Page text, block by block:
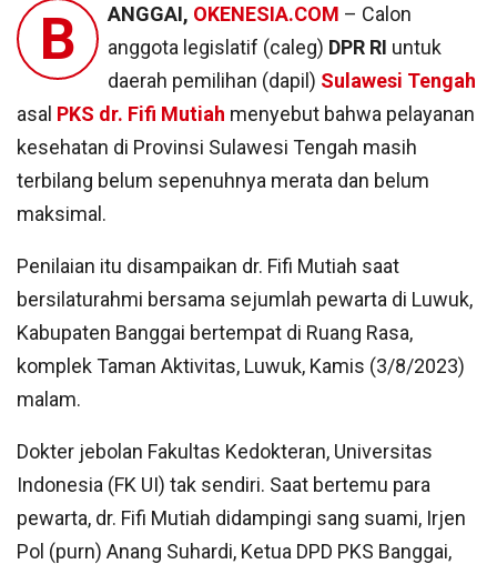
B ANGGAI, OKENESIA.COM – Calon
anggota legislatif (caleg) DPR RI untuk
daerah pemilihan (dapil) Sulawesi Tengah
asal PKS dr. Fifi Mutiah menyebut bahwa pelayanan
kesehatan di Provinsi Sulawesi Tengah masih
terbilang belum sepenuhnya merata dan belum
maksimal.
Penilaian itu disampaikan dr. Fifi Mutiah saat
bersilaturahmi bersama sejumlah pewarta di Luwuk,
Kabupaten Banggai bertempat di Ruang Rasa,
komplek Taman Aktivitas, Luwuk, Kamis (3/8/2023)
malam.
Dokter jebolan Fakultas Kedokteran, Universitas
Indonesia (FK UI) tak sendiri. Saat bertemu para
pewarta, dr. Fifi Mutiah didampingi sang suami, Irjen
Pol (purn) Anang Suhardi, Ketua DPD PKS Banggai,